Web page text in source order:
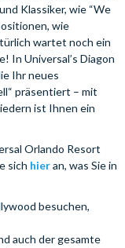
Klassiker, wie “We
wie
wartet noch ein
In Universal’s Diagon
Ihr neues
präsentiert – mit
ist Ihnen ein
Orlando Resort
sich hieran, was Sie in
besuchen,
auch der gesamte